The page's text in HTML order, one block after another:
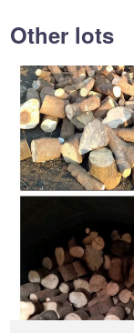
Other lots